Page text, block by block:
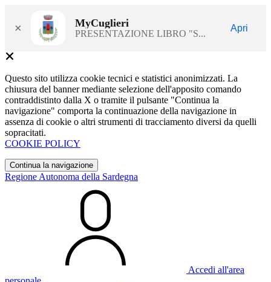
× MyCuglieri
PRESENTAZIONE LIBRO "S...
Apri
Questo sito utilizza cookie tecnici e statistici anonimizzati. La
chiusura del banner mediante selezione dell'apposito comando
contraddistinto dalla X o tramite il pulsante "Continua la
navigazione" comporta la continuazione della navigazione in
assenza di cookie o altri strumenti di tracciamento diversi da quelli
sopracitati.
COOKIE POLICY
Continua la navigazione
Regione Autonoma della Sardegna
Accedi all'area